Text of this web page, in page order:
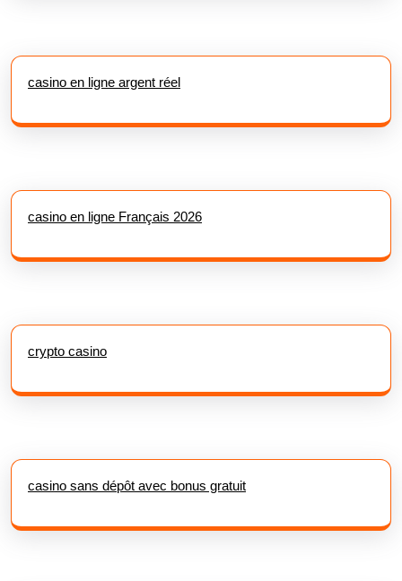
casino en ligne argent réel
casino en ligne Français 2026
crypto casino
casino sans dépôt avec bonus gratuit